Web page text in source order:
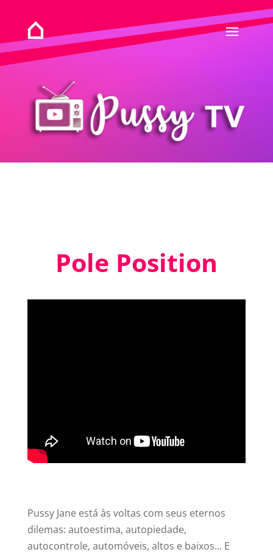
Pole Position
Pussy Jane está às voltas com seus eternos
dilemas: autoestima, autopiedade,
autocontrole, automóveis, altos e baixos… E